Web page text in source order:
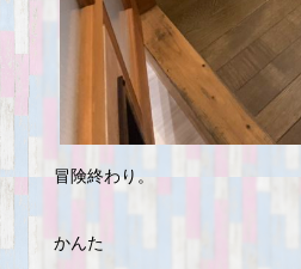
冒険終わり。
かんた